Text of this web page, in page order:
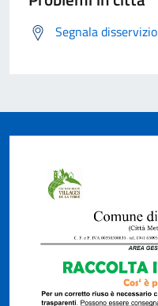
Segnala disservizio